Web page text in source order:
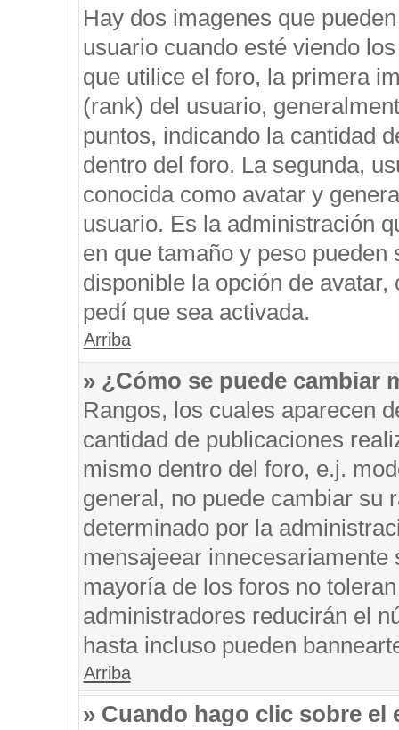
Hay dos imagenes que
usuario cuando esté viendo
que utilice el foro, la primera
(rank) del usuario,
puntos, indicando la cantidad
dentro del foro. La segunda,
conocida como avatar y
usuario. Es la administración
en que tamaño y peso
disponible la opción de
pedí que sea activada.
Arriba
» ¿Cómo se puede cambiar
Rangos, los cuales aparecen
cantidad de publicaciones
mismo dentro del foro, e.j.
general, no puede cambiar su
determinado por la
mensajeear
mayoría de los foros no
administradores reducirán el
hasta incluso pueden
Arriba
» Cuando hago clic sobre el